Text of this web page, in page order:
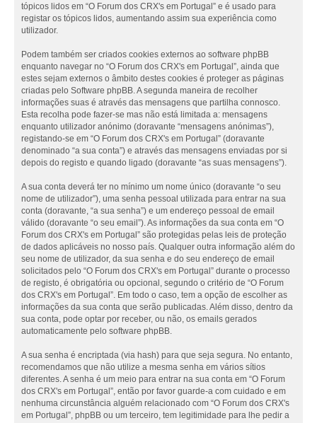
tópicos lidos em “O Forum dos CRX's em Portugal” e é usado para
registar os tópicos lidos, aumentando assim sua experiência como
utilizador.
Podem também ser criados cookies externos ao software phpBB
enquanto navegar no “O Forum dos CRX's em Portugal”, ainda que
estes sejam externos o âmbito destes cookies é proteger as páginas
criadas pelo Software phpBB. A segunda maneira de recolher
informações suas é através das mensagens que partilha connosco.
Esta recolha pode fazer-se mas não está limitada a: mensagens
enquanto utilizador anónimo (doravante “mensagens anónimas”),
registando-se em “O Forum dos CRX's em Portugal” (doravante
denominado “a sua conta”) e através das mensagens enviadas por si
depois do registo e quando ligado (doravante “as suas mensagens”).
A sua conta deverá ter no mínimo um nome único (doravante “o seu
nome de utilizador”), uma senha pessoal utilizada para entrar na sua
conta (doravante, “a sua senha”) e um endereço pessoal de email
válido (doravante “o seu email”). As informações da sua conta em “O
Forum dos CRX's em Portugal” são protegidas pelas leis de proteção
de dados aplicáveis no nosso país. Qualquer outra informação além do
seu nome de utilizador, da sua senha e do seu endereço de email
solicitados pelo “O Forum dos CRX's em Portugal” durante o processo
de registo, é obrigatória ou opcional, segundo o critério de “O Forum
dos CRX's em Portugal”. Em todo o caso, tem a opção de escolher as
informações da sua conta que serão publicadas. Além disso, dentro da
sua conta, pode optar por receber, ou não, os emails gerados
automaticamente pelo software phpBB.
A sua senha é encriptada (via hash) para que seja segura. No entanto,
recomendamos que não utilize a mesma senha em vários sítios
diferentes. A senha é um meio para entrar na sua conta em “O Forum
dos CRX's em Portugal”, então por favor guarde-a com cuidado e em
nenhuma circunstância alguém relacionado com “O Forum dos CRX's
em Portugal”, phpBB ou um terceiro, tem legitimidade para lhe pedir a